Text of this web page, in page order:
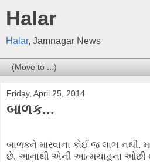
Halar
Halar, Jamnagar News
Friday, April 25, 2014
બાળક...
બાળકને મારવાના કોઈ જ લાભ નથી.
છે. આનાથી એની આત્મચાહના ઓછી